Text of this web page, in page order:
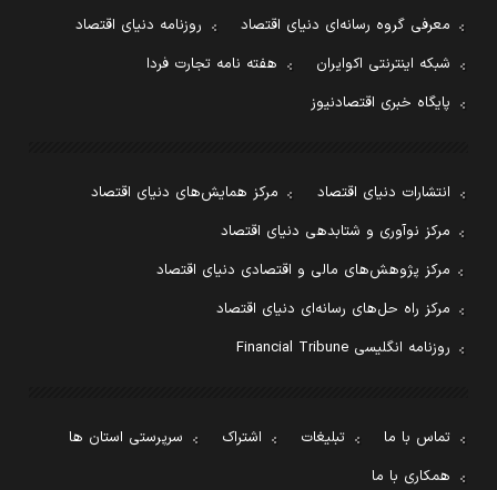
معرفی گروه رسانه‌ای دنیای اقتصاد
روزنامه دنیای اقتصاد
شبکه اینترنتی اکوایران
هفته نامه تجارت فردا
پایگاه خبری اقتصادنیوز
انتشارات دنیای اقتصاد
مرکز همایش‌های دنیای اقتصاد
مرکز نوآوری و شتابدهی دنیای اقتصاد
مرکز پژوهش‌های مالی و اقتصادی دنیای اقتصاد
مرکز راه حل‌های رسانه‌ای دنیای اقتصاد
روزنامه انگلیسی Financial Tribune
تماس با ما تبلیغات اشتراک
سرپرستی استان ها
همکاری با ما